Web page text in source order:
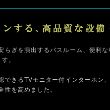
ぎを演出するバスルーム、便利な
。
きるTVモニター付インターホン
を高めました。